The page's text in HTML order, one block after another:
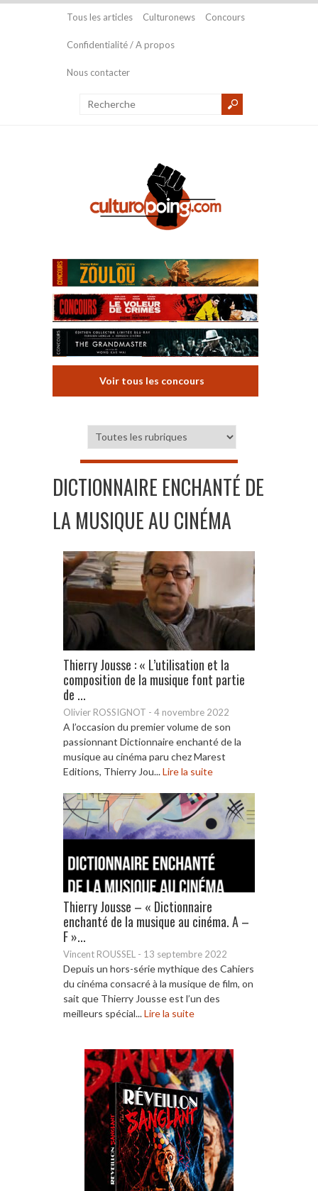
Tous les articles Culturonews Concours
Confidentialité / A propos
Nous contacter
Voir tous les concours
DICTIONNAIRE ENCHANTÉ DE
LA MUSIQUE AU CINÉMA
Thierry Jousse : « L’utilisation et la
composition de la musique font partie
de ...
Olivier ROSSIGNOT - 4 novembre 2022
A l’occasion du premier volume de son
passionnant Dictionnaire enchanté de la
musique au cinéma paru chez Marest
Editions, Thierry Jou...Lire la suite
Thierry Jousse – « Dictionnaire
enchanté de la musique au cinéma. A –
F »...
Vincent ROUSSEL - 13 septembre 2022
Depuis un hors-série mythique des Cahiers
du cinéma consacré à la musique de film, on
sait que Thierry Jousse est l’un des
meilleurs spécial...Lire la suite